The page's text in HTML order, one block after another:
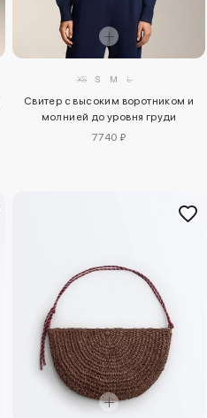
XS S M L
Свитер с высоким воротником и
молнией до уровня груди
7740 ₽